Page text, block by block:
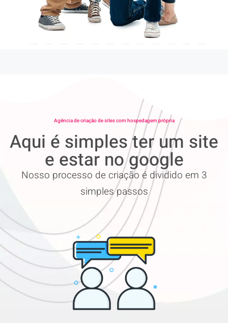
Agência de criação de sites com hospedagem própria
Aqui é simples ter um site
e estar no google
Nosso processo de criação é dividido em 3
simples passos